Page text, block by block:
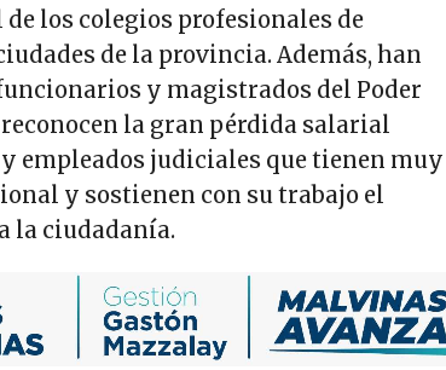
los colegios profesionales de
de la provincia. Además, han
y magistrados del Poder
la gran pérdida salarial
empleados judiciales que tienen muy
y sostienen con su trabajo el
la ciudadanía.